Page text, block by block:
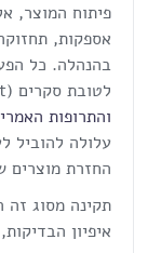
פיתוח המוצר,
אספקות,
בהנהלה. כל
לטובת סקרים (Audit) של ה-FDA,
והתרופות
החזרת מוצרים
תקינה מסוג
איפיון